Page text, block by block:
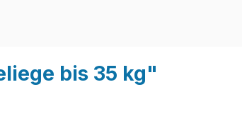
bis 35 kg"